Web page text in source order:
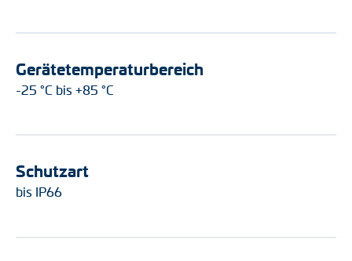
Gerätetemperaturbereich
-25 °C bis +85 °C
Schutzart
bis IP66